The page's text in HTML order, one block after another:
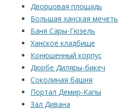
Дворцовая площадь
Большая ханская мечеть
Баня Сары-Гюзель
Ханское кладбище
Конюшенный корпус
Дюрбе Диляры-бикеч
Соколиная башня
Портал Демир-Капы
Зал Дивана